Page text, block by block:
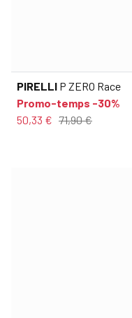
PIRELLI P ZERO Race
Promo-temps -30%
50,33 € 71,90 €